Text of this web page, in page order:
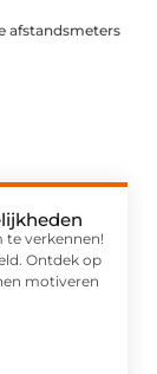
afstandsmeters
te verkennen!
Ontdek op
motiveren